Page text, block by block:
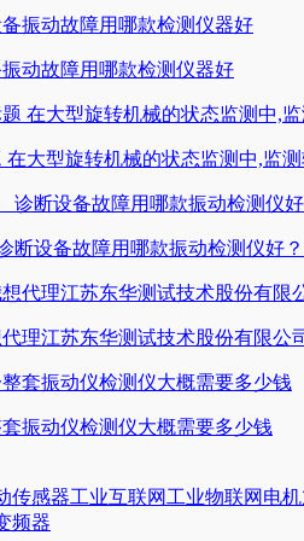
动故障用哪款检测仪器好
在大型旋转机械的状态监测中,监
设备故障用哪款振动检测仪好
理江苏东华测试技术股份有限公
振动仪检测仪大概需要多少钱
传感器工业互联网 工业物联网 电机
频器